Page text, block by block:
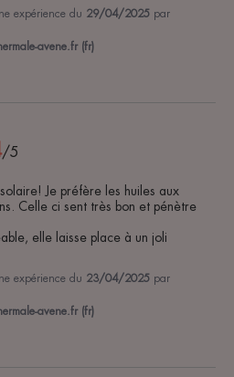
expérience du 29/04/2025 par
avene.fr (fr)
/5
Je préfère les huiles aux
Celle ci sent très bon et pénètre
elle laisse place à un joli
expérience du 23/04/2025 par
avene.fr (fr)